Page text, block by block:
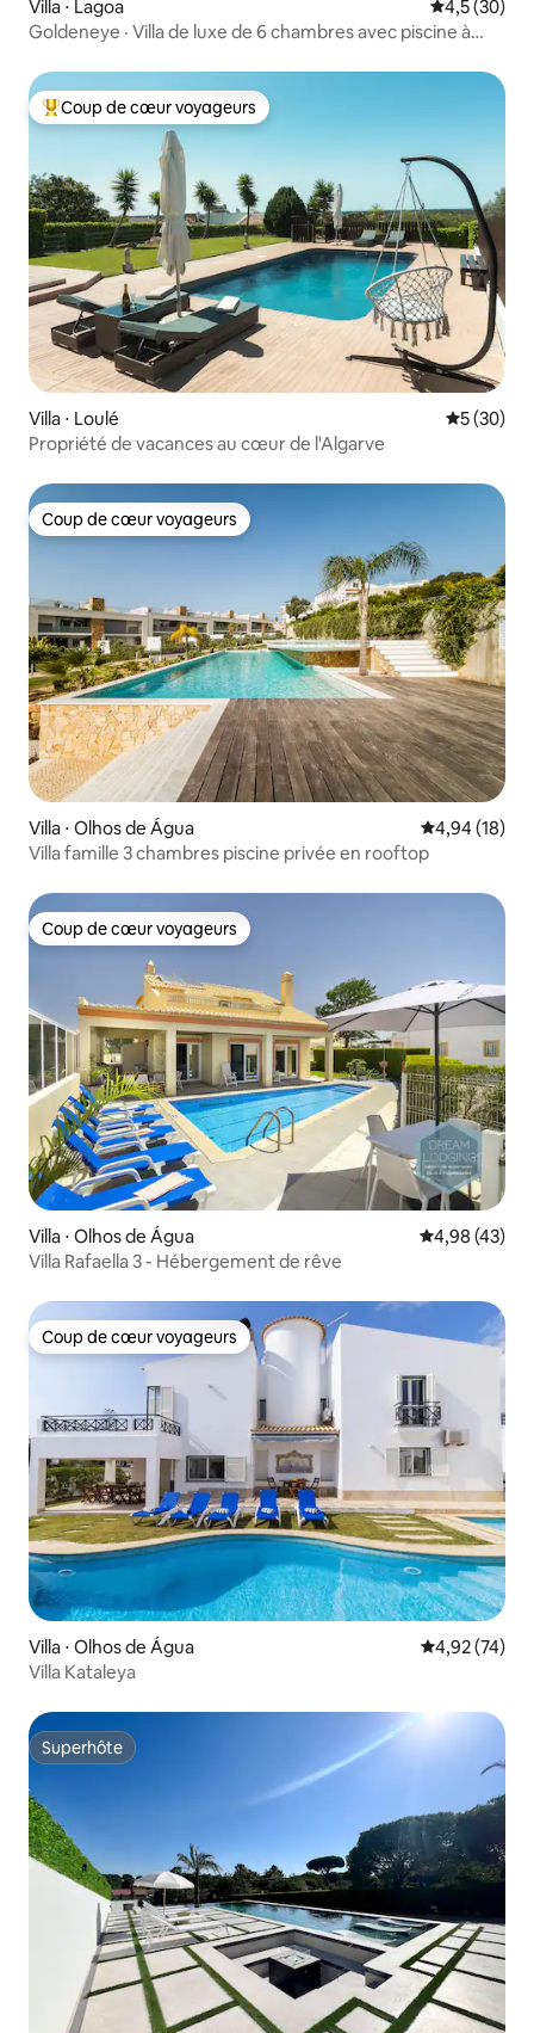
Villa ⋅ Lagoa Évaluation
4,5 (30)
Goldeneye · Villa de luxe de 6 chambres avec piscine à
Coups de cœur voyageurs les plus appréciés
Coup de cœur voyageurs
Villa ⋅ Loulé
5 (30)
Propriété de vacances au cœur de l'Algarve
Coup de cœur voyageurs
Coup de cœur voyageurs
Villa ⋅ Olhos de Água Évaluation
4,94 (18)
Villa famille 3 chambres piscine privée en rooftop
Coup de cœur voyageurs
Coup de cœur voyageurs
Villa ⋅ Olhos de Água Évaluation
4,98 (43)
Villa Rafaella 3 - Hébergement de rêve
Coup de cœur voyageurs
Coup de cœur voyageurs
Villa ⋅ Olhos de Água Évaluation
4,92 (74)
Villa Kataleya
Superhôte
Superhôte